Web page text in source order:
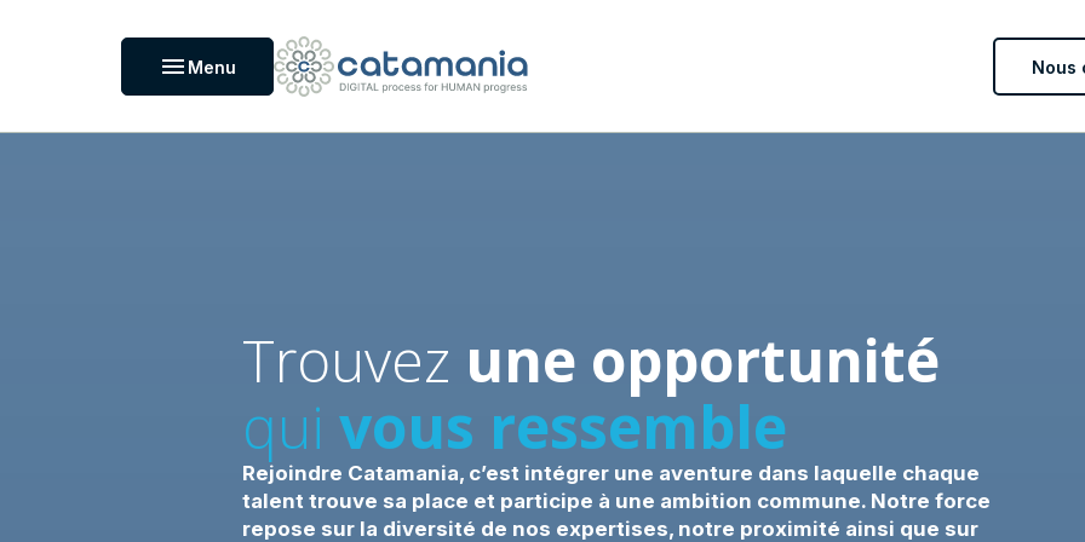
menu Menu Nous
Trouvez une opportunité
qui vous ressemble
Rejoindre Catamania, c’est intégrer une aventure dans laquelle chaque
talent trouve sa place et participe à une ambition commune. Notre force
repose sur la diversité de nos expertises, notre proximité ainsi que sur